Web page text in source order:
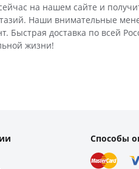
на нашем сайте и
Наши внимательные
Быстрая доставка по всей
жизни!
Способы